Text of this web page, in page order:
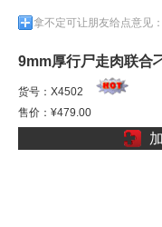
拿不定可让朋友给点意见：
9mm厚行尸走肉联合
手环拳剑刺高硬鸟巢鞘
货号：X4502
售价：¥479.00